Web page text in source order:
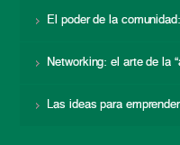
El poder de la
Networking: el arte de la
Las ideas para